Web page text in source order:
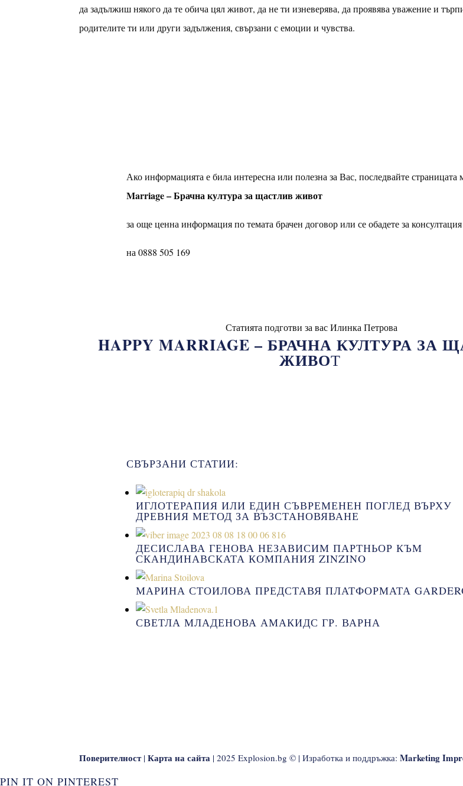
да задължиш някого да те обича цял живот, да не ти изневерява, да проявява уважение и
родителите ти или други задължения, свързани с емоции и чувства.
Ако информацията е била интересна или полезна за Вас, последвайте страницата
Marriage –Брачна култура за щастлив живот
за още ценна информация по темата брачен договор или се обадете за консултация
на 0888 505 169
Статията подготви за вас Илинка Петрова
HAPPY MARRIAGE – БРАЧНА КУЛТУРА ЗА
ЖИВОТ
СВЪРЗАНИ СТАТИИ:
ИГЛОТЕРАПИЯ ИЛИ ЕДИН СЪВРЕМЕНЕН ПОГЛЕД ВЪРХУ
ДРЕВНИЯ МЕТОД ЗА ВЪЗСТАНОВЯВАНЕ
ДЕСИСЛАВА ГЕНОВА НЕЗАВИСИМ ПАРТНЬОР КЪМ
СКАНДИНАВСКАТА КОМПАНИЯ ZINZINO
МАРИНА СТОИЛОВА ПРЕДСТАВЯ ПЛАТФОРМАТА
СВЕТЛА МЛАДЕНОВА АМАКИДС ГР. ВАРНА
Поверителност|Карта на сайта | 2025 Explosion.bg © | Изработка и поддръжка:Marketing
PIN IT ON PINTEREST